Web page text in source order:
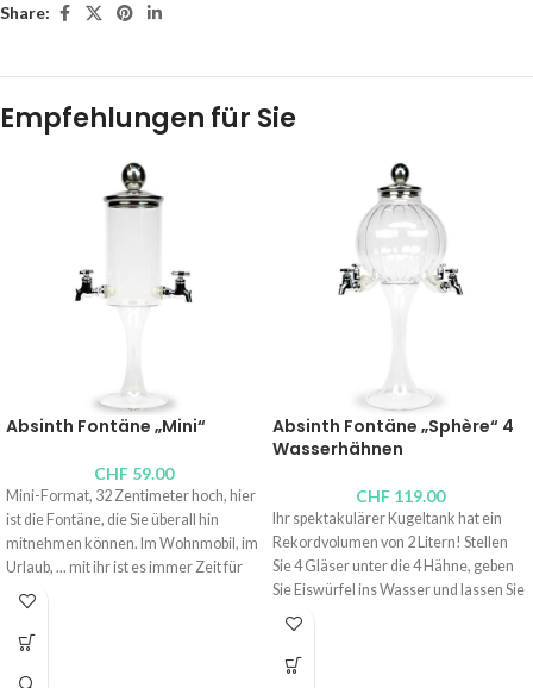
Share:
Empfehlungen für Sie
Absinth Fontäne „Mini“
CHF59.00
Mini-Format, 32 Zentimeter hoch, hier
ist die Fontäne, die Sie überall hin
mitnehmen können. Im Wohnmobil, im
Urlaub, ... mit ihr ist es immer Zeit für
einen Absinth! Geht es noch besser?
und verführt hinter ihrem filigranen
Absinth Fontäne „Sphère“ 4
Wasserhähnen
CHF119.00
Ihr spektakulärer Kugeltank hat ein
Rekordvolumen von 2 Litern! Stellen
Sie 4 Gläser unter die 4 Hähne, geben
Sie Eiswürfel ins Wasser und lassen Sie
die Magie geschehen. Ein bisschen
Absinth wird langsam trüb. Die Kunst,